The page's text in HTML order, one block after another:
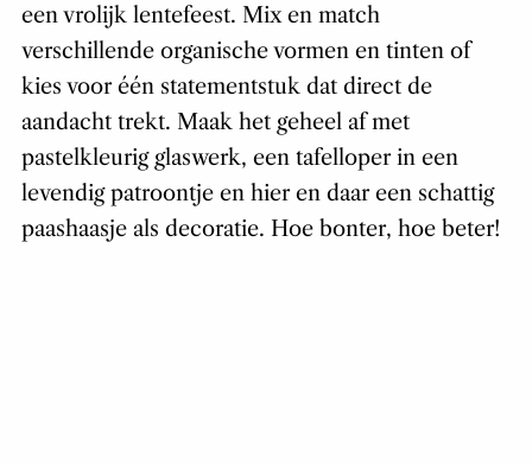
een vrolijk lentefeest. Mix en match
verschillende organische vormen en tinten of
kies voor één statementstuk dat direct de
aandacht trekt. Maak het geheel af met
pastelkleurig glaswerk, een tafelloper in een
levendig patroontje en hier en daar een schattig
paashaasje als decoratie. Hoe bonter, hoe beter!